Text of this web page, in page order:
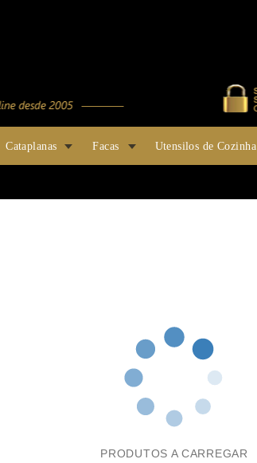
Cataplanas Facas Utensilos de Cozinha
PRODUTOS A CARREGAR